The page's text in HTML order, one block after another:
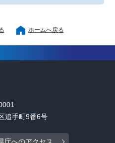
ホームへ戻る
追手町9番6号